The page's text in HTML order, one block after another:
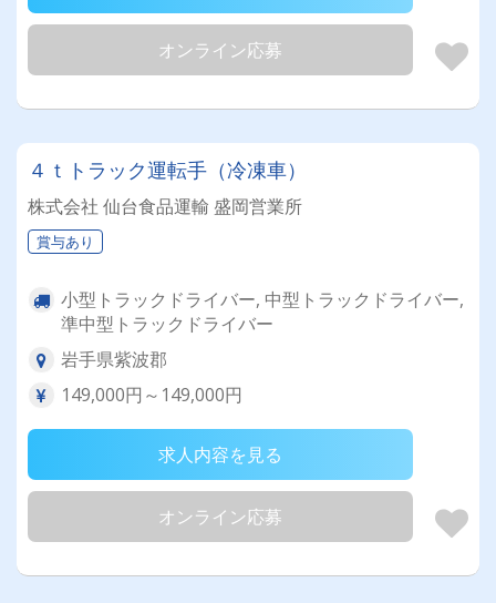
オンライン応募
４ｔトラック運転手（冷凍車）
株式会社 仙台食品運輸 盛岡営業所
賞与あり
小型トラックドライバー, 中型トラックドライバー,
準中型トラックドライバー
岩手県紫波郡
149,000円～149,000円
求人内容を見る
オンライン応募